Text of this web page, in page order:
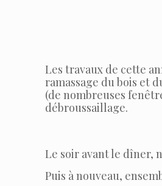
Les travaux de cette
ramassage du bois et
(de nombreuses
débroussaillage.
Le soir avant le dîner,
Puis à nouveau,